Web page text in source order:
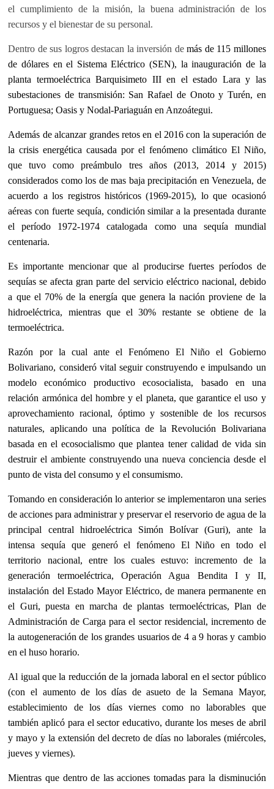
el cumplimiento de la misión, la buena administración de los
recursos y el bienestar de su personal.
Dentro de sus logros destacan la inversión demás de 115 millones
de dólares en el Sistema Eléctrico (SEN), la inauguración de la
planta termoeléctrica Barquisimeto III en el estado Lara y las
subestaciones de transmisión: San Rafael de Onoto y Turén, en
Portuguesa; Oasis y Nodal-Pariaguán en Anzoátegui.
Además de alcanzar grandes retos en el 2016 con la superación de
la crisis energética causada por el fenómeno climático El Niño,
que tuvo como preámbulo tres años (2013, 2014 y 2015)
considerados como los demas baja precipitación en Venezuela, de
acuerdo a los registros históricos (1969-2015), lo que ocasionó
aéreas con fuerte sequía, condición similar a la presentada durante
el período 1972-1974 catalogada como una sequía mundial
centenaria.
Es importante mencionar que al producirse fuertes períodos de
sequías se afecta gran parte del servicio eléctrico nacional, debido
a que el 70% de la energía que genera la nación proviene de la
hidroeléctrica, mientras que el 30% restante se obtiene de la
termoeléctrica.
Razón por la cual ante el Fenómeno El Niño el Gobierno
Bolivariano, consideró vital seguir construyendo e impulsando un
modelo económico productivo ecosocialista, basado en una
relación armónica del hombre y el planeta, que garantice el uso y
aprovechamiento racional, óptimo y sostenible de los recursos
naturales, aplicando una política de la Revolución Bolivariana
basada en el ecosocialismo que plantea tener calidad de vida sin
destruir el ambiente construyendo una nueva conciencia desde el
punto de vista del consumo y el consumismo.
Tomando en consideración lo anterior se implementaron una series
de acciones para administrar y preservar el reservorio de agua de la
principal central hidroeléctrica Simón Bolívar (Guri), ante la
intensa sequía que generó el fenómeno El Niño en todo el
territorio nacional, entre los cuales estuvo: incremento de la
generación termoeléctrica, Operación Agua Bendita I y II,
instalación del Estado Mayor Eléctrico, de manera permanente en
el Guri,puesta en marcha de plantas termoeléctricas, Plan de
Administración de Carga para el sector residencial, incremento de
la autogeneración de los grandes usuarios de 4 a 9 horas y cambio
en el huso horario.
Al igual que la reducción de la jornada laboral en el sector público
(con el aumento de los días de asueto de la Semana Mayor,
establecimiento de los días viernes como no laborables que
también aplicó para el sector educativo, durante los meses de abril
y mayo y la extensión del decreto de días no laborales (miércoles,
jueves y viernes).
Mientras que dentro de las acciones tomadas para la disminución